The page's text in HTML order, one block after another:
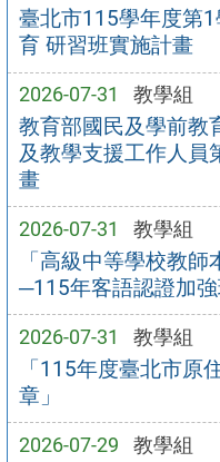
臺北市115學年度第
育 研習班實施計畫
2026-07-31 教學組
教育部國民及學前教
及教學支援工作人員
畫
2026-07-31 教學組
「高級中等學校教
─115年客語認證加強
2026-07-31 教學組
「115年度臺北市原
章」
2026-07-29 教學組